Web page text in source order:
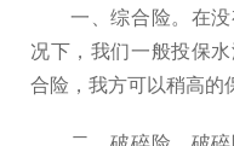
一、综合险。在没
况下，我们一般投保
合险，我方可以稍高的